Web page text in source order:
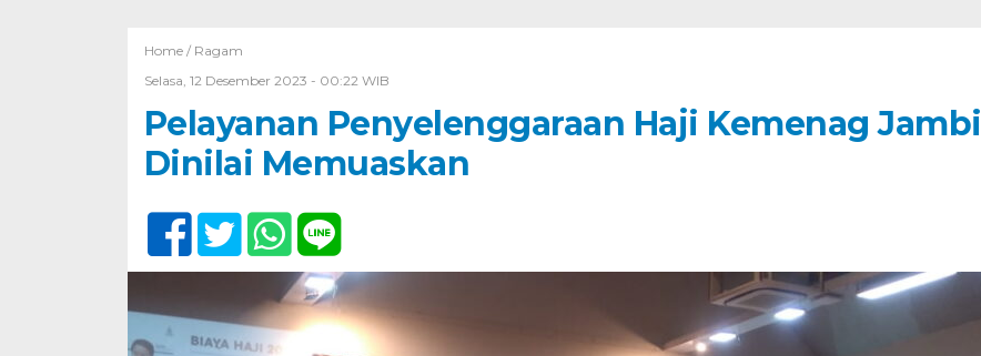
Home / Ragam
Selasa, 12 Desember 2023 - 00:22 WIB
Pelayanan Penyelenggaraan Haji Kemenag Jambi
Dinilai Memuaskan